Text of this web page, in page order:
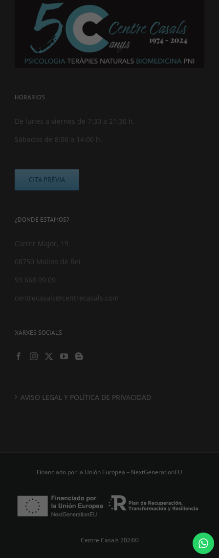
HORARIOS
De lunes a viernes de 7:30 a 21:30 h.
Sábados de 8:00 a 14:00 h.
CITA PRÈVIA
¿DONDE ESTAMOS?
Carrer Major, 19
08750 Molins de Rei
93 668 09 09
centrecasals@centrecasals.com
XARXES SOCIALS
AVISO LEGAL Y POLÍTICA DE PRIVACIDAD
Financiado por la Unión Europea – NextGenerationEU
Centre Casals 2024©